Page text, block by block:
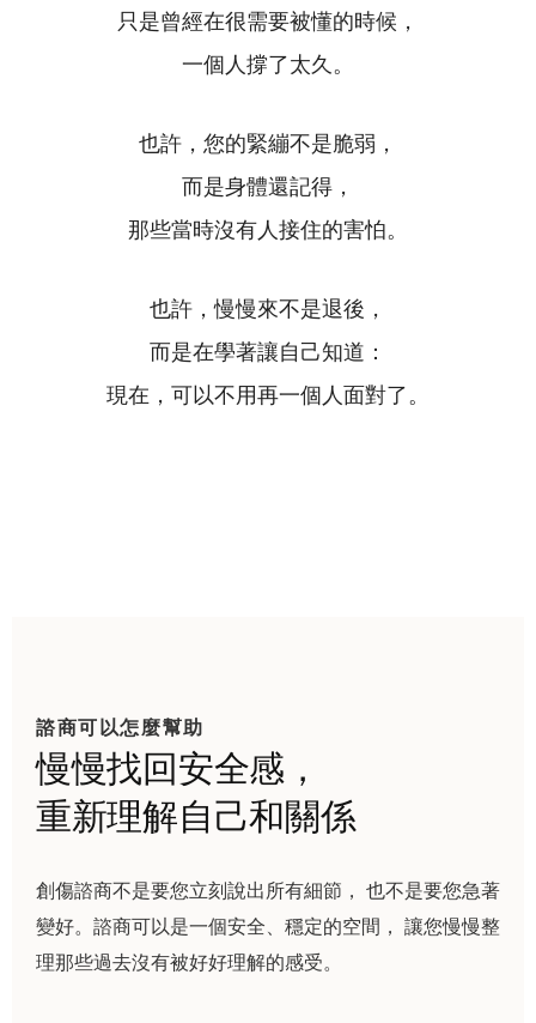
只是曾經在很需要被懂的時候，
一個人撐了太久。
也許，您的緊繃不是脆弱，
而是身體還記得，
那些當時沒有人接住的害怕。
也許，慢慢來不是退後，
而是在學著讓自己知道：
現在，可以不用再一個人面對了。
諮商可以怎麼幫助
慢慢找回安全感，
重新理解自己和關係
創傷諮商不是要您立刻說出所有細節， 也不是要您急著
變好。諮商可以是一個安全、穩定的空間， 讓您慢慢整
理那些過去沒有被好好理解的感受。